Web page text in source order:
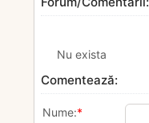
Nu exista
Comentează:
Nume:*